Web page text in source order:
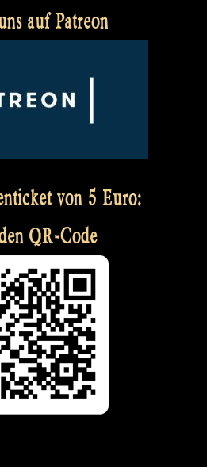
auf Patreon
von 5 Euro:
QR-Code